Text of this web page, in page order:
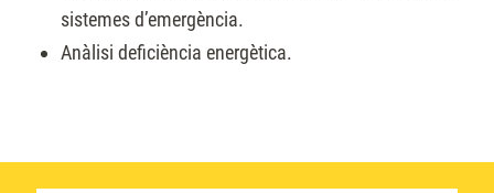
sistemes d’emergència.
Anàlisi deficiència energètica.